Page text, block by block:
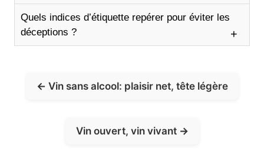
Quels indices d’étiquette repérer pour éviter les
déceptions ?
Vin sans alcool: plaisir net, tête légère
Vin ouvert, vin vivant